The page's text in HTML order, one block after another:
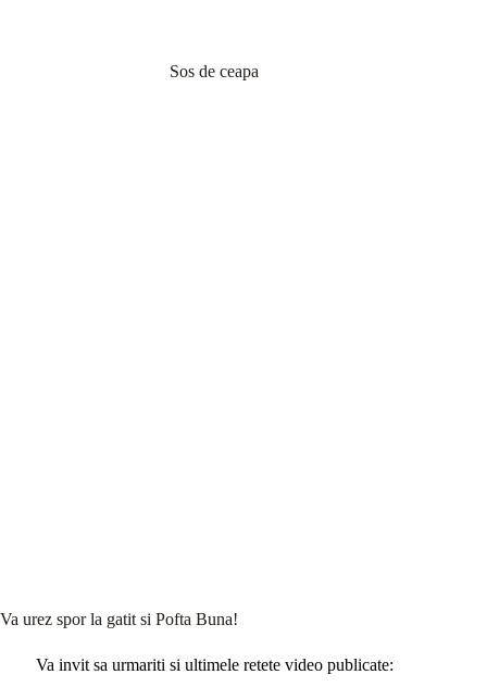
Sos de ceapa
Va urez spor la gatit si Pofta Buna!
Va invit sa urmariti si ultimele retete video publicate: